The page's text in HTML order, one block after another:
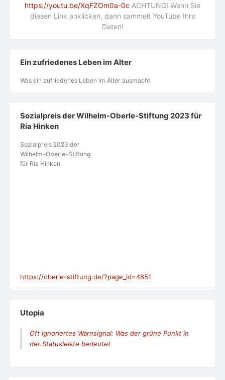
https://youtu.be/XqFZOm0a-0c ACHTUNG! Wenn Sie
diesen Link anklicken, dann sammelt YouTube Ihre
Daten!
Ein zufriedenes Leben im Alter
Was ein zufriedenes Leben im Alter ausmacht
Sozialpreis der Wilhelm-Oberle-Stiftung 2023 für
Ria Hinken
Sozialpreis 2023 der
Wilhelm-Oberle-Stiftung
für Ria Hinken
https://oberle-stiftung.de/?page_id=4851
Utopia
Oft ignoriertes Warnsignal: Was der grüne Punkt in
der Statusleiste bedeutet